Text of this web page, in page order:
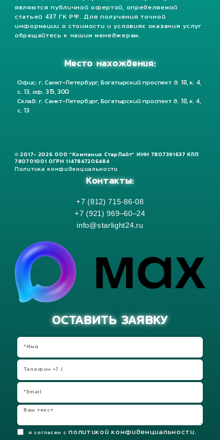
являются публичной офертой, определяемой
статьей 437 ГК РФ. Для получения точной
информации о стоимости и условиях оказания услуг
обращайтесь к нашим менеджерам.
Место нахождения:
Офис: г. Санкт-Петербург, Богатырский проспект д. 18, к. 4,
с. 13, оф. 315, 300
Склад: г. Санкт-Петербург, Богатырский проспект д. 18, к. 4,
с. 13
© 2017- 2026 ООО "Компания СтарЛайт" ИНН 7807391637 КПП
780701001 ОГРН 1147847206484
Политика конфиденциальности
Контакты:
+7 (812) 715-86-08
+7 (921) 969–60–24
info@starlight24.ru
ОСТАВИТЬ ЗАЯВКУ
я согласен с политикой конфиденциальности.